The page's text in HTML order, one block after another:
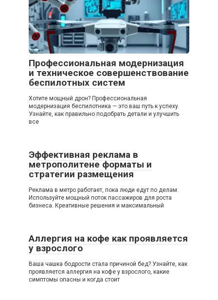
Профессиональная модернизация
и техническое совершенствование
беспилотных систем
Хотите мощный дрон? Профессиональная
модернизация беспилотника — это ваш путь к успеху.
Узнайте, как правильно подобрать детали и улучшить
все
Эффективная реклама в
метрополитене форматы и
стратегии размещения
Реклама в метро работает, пока люди едут по делам.
Используйте мощный поток пассажиров для роста
бизнеса. Креативные решения и максимальный
Аллергия на кофе как проявляется
у взрослого
Ваша чашка бодрости стала причиной бед? Узнайте, как
проявляется аллергия на кофе у взрослого, какие
симптомы опасны и когда стоит